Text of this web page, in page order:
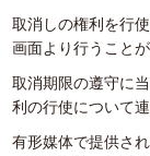
取消しの権利を行
画面より行うことが
取消期限の遵守に
利の行使について
有形媒体で提供さ